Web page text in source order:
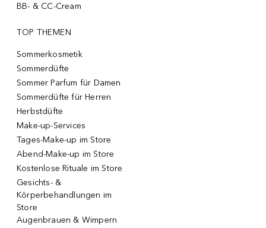
BB- & CC-Cream
TOP THEMEN
Sommerkosmetik
Sommerdüfte
Sommer Parfum für Damen
Sommerdüfte für Herren
Herbstdüfte
Make-up-Services
Tages-Make-up im Store
Abend-Make-up im Store
Kostenlose Rituale im Store
Gesichts- &
Körperbehandlungen im
Store
Augenbrauen & Wimpern